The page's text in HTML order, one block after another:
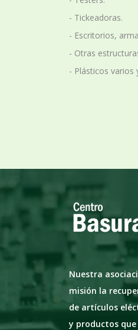
- Tickeadoras.
- Escritorios,
- Otras
- Plásticos varios
Nuestra
misión la
de artículos
y productos
todo lo que recibimos
Excelente
equipos
Ernesto Abal